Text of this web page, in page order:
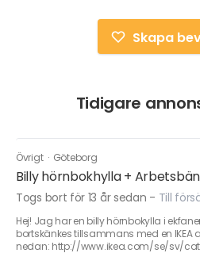
Skapa
Tidigare
Övrigt · Göteborg
Billy hörnbokhylla +
Togs bort för 13 år sedan - Till
Hej! Jag har en billy hörnbokylla i
bortskänkes tillsammans med en IKEA
nedan: http://www.ikea.com/se/sv/